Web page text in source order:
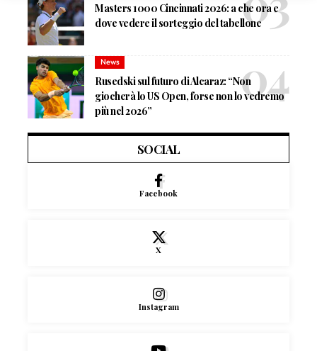
Masters 1000 Cincinnati 2026: a che ora e
dove vedere il sorteggio del tabellone
News
Rusedski sul futuro di Alcaraz: “Non
giocherà lo US Open, forse non lo vedremo
più nel 2026”
SOCIAL
Facebook
X
Instagram